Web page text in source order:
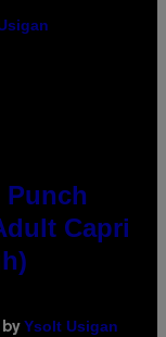
Punch
Capri
by Ysolt Usigan